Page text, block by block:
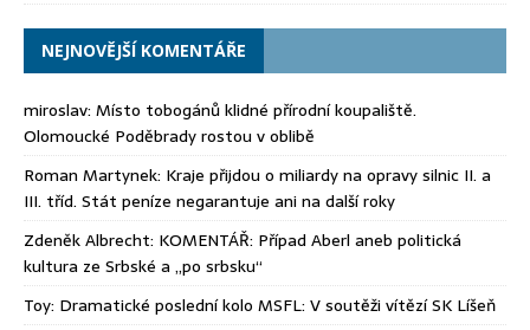
NEJNOVĚJŠÍ KOMENTÁŘE
miroslav: Místo tobogánů klidné přírodní koupaliště.
Olomoucké Poděbrady rostou v oblibě
Roman Martynek: Kraje přijdou o miliardy na opravy silnic II. a
III. tříd. Stát peníze negarantuje ani na další roky
Zdeněk Albrecht: KOMENTÁŘ: Případ Aberl aneb politická
kultura ze Srbské a „po srbsku“
Toy: Dramatické poslední kolo MSFL: V soutěži vítězí SK Líšeň